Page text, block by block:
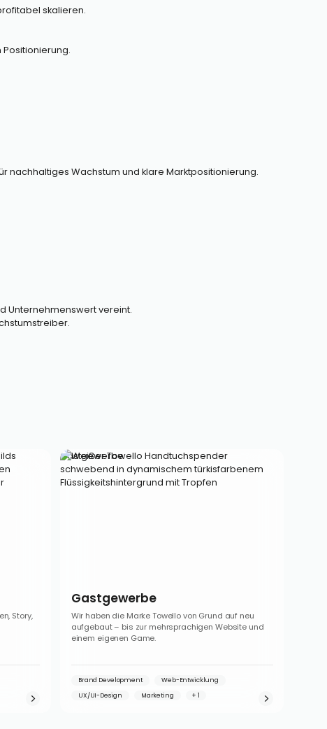
skalieren.
nachhaltiges Wachstum und klare Marktpositionierung.
Unternehmenswert vereint.
Story,
Gastgewerbe
Gastgewerbe
Wir haben die Marke Towello von Grund auf neu
aufgebaut – bis zur mehrsprachigen Website und
einem eigenen Game.
Brand Development
Web-Entwicklung
UX/UI-Design
Marketing